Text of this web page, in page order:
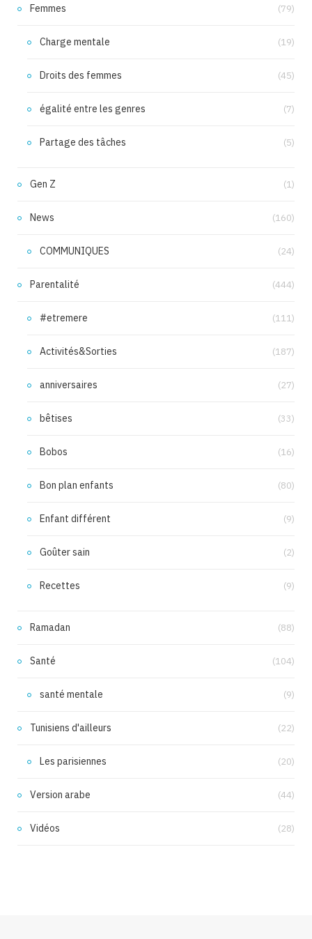
Femmes (79)
Charge mentale (19)
Droits des femmes (45)
égalité entre les genres (7)
Partage des tâches (5)
Gen Z (1)
News (160)
COMMUNIQUES (24)
Parentalité (444)
#etremere (111)
Activités&Sorties (187)
anniversaires (27)
bêtises (33)
Bobos (16)
Bon plan enfants (80)
Enfant différent (9)
Goûter sain (2)
Recettes (9)
Ramadan (88)
Santé (104)
santé mentale (9)
Tunisiens d'ailleurs (22)
Les parisiennes (20)
Version arabe (44)
Vidéos (28)